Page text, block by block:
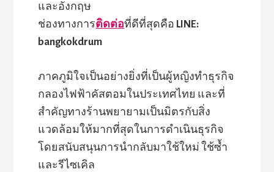
และอังกฤษ
ช่องทางการติดต่อที่ดีที่สุดคือ LINE:
bangkokdrum
ภาคภูมิใจเป็นอย่างยิ่งที่เป็นผู้หญิงทำธุรกิจ
กลองไฟฟ้าคัสตอมในประเทศไทย และที่
สำคัญทางร้านพยายามเป็นมิตรกับสิ่ง
แวดล้อมให้มากที่สุดในการดำเนินธุรกิจ
โดยสนับสนุนการนำกลับมาใช้ใหม่ ใช้ซ้ำ
และรีไซเคิล